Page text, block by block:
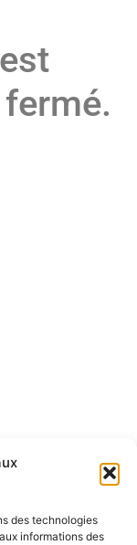
des technologies
informations des